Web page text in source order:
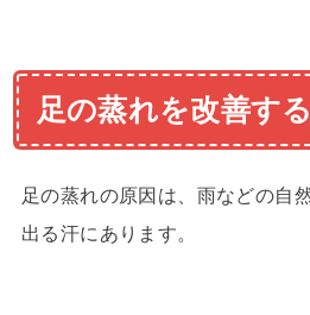
足の蒸れを改善す
足の蒸れの原因は、雨などの自
出る汗にあります。